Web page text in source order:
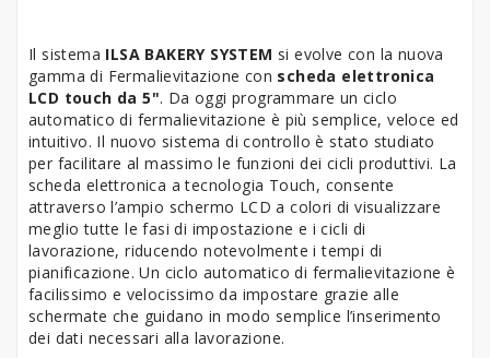
Il sistema ILSA BAKERY SYSTEM si evolve con la nuova
gamma di Fermalievitazione con scheda elettronica
LCD touch da 5". Da oggi programmare un ciclo
automatico di fermalievitazione è più semplice, veloce ed
intuitivo. Il nuovo sistema di controllo è stato studiato
per facilitare al massimo le funzioni dei cicli produttivi. La
scheda elettronica a tecnologia Touch, consente
attraverso l’ampio schermo LCD a colori di visualizzare
meglio tutte le fasi di impostazione e i cicli di
lavorazione, riducendo notevolmente i tempi di
pianificazione. Un ciclo automatico di fermalievitazione è
facilissimo e velocissimo da impostare grazie alle
schermate che guidano in modo semplice l’inserimento
dei dati necessari alla lavorazione.